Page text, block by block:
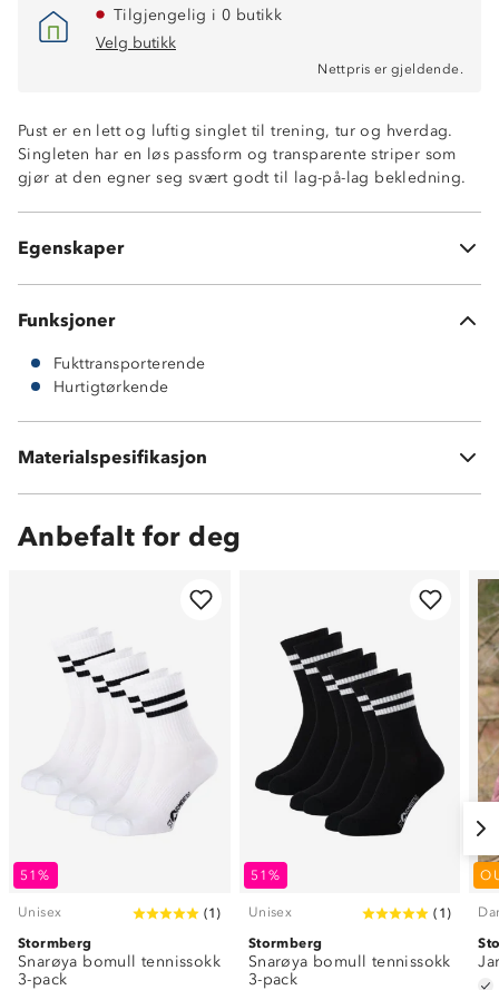
Tilgjengelig i 0 butikk
Velg butikk
Nettpris er gjeldende.
Pust er en lett og luftig singlet til trening, tur og hverdag.
Singleten har en løs passform og transparente striper som
gjør at den egner seg svært godt til lag-på-lag bekledning.
Egenskaper
Active ClearStripe
Funksjoner
Fukttransporterende
Hurtigtørkende
Materialspesifikasjon
92% polyester, 8% spandex
Anbefalt for deg
51%
Unisex (1 )
Stormberg
Snarøya bomull tennissokk
3-pack
51%
Unisex ( 1 )
Stormberg
Snarøya bomull tennissokk
3-pack